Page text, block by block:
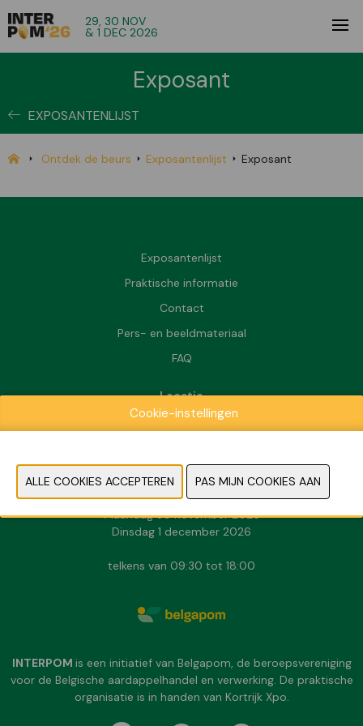
29, 30 NOV
& 1 DEC 2026
Exposant
EXPOSANTENLIJST
Ontdek de beurs Exposantenlijst Exposant
Exposantenlijst
Praktische informatie
Contact
Pers- en beeldmateriaal
FAQ
Locatie
Kortrijk Xpo
Doorniksesteenweg 216
Data & Openingsuren
Zondag 29 november 2026
Maandag 30 november 2026
Dinsdag 1 december 2026
telkens van 09:30 tot 18:00
INTERPOM is een initiatief van Belgapom, de beroepsvereniging
voor de Belgische aardappelhandel en verwerking. De praktische
organisatie is in handen van Kortrijk Xpo.
Cookie-instellingen